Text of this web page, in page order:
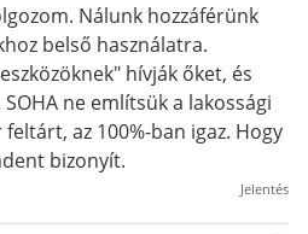
Nálunk hozzáférünk
belső használatra.
hívják őket, és
ne említsük a lakossági
az 100%-ban igaz. Hogy
bizonyít.
Jelentés